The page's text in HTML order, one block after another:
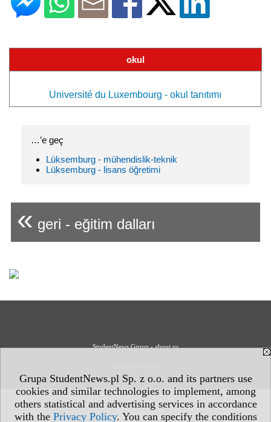
Grupa StudentNews.pl Sp. z o.o. and its partners use
cookies and similar technologies to implement, among
others statistical and advertising services in accordance
with the Privacy Policy. You can specify the conditions
okul
Université du Luxembourg - okul tanıtımı
…’e geç
Lüksemburg - mühendislik-teknik
Lüksemburg - lisans öğretimi
« geri - eğitim dalları
StudentNews Group - about us